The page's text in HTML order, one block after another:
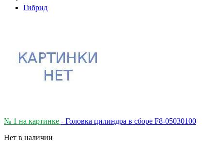
Гибрид
№ 1 на картинке - Головка цилиндра в сборе F8-05030100
Нет в наличии